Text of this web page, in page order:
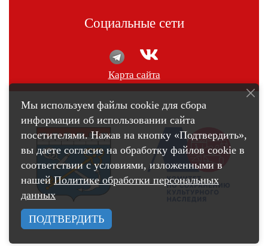
Социальные сети
Карта сайта
счетчик pro.culture.ru
Мы используем файлы cookie для сбора
информации об использовании сайта
посетителями. Нажав на кнопку «Подтвердить»,
вы даете согласие на обработку файлов cookie в
соответствии с условиями, изложенными в
нашей Политике обработки персональных
данных
ПОДТВЕРДИТЬ